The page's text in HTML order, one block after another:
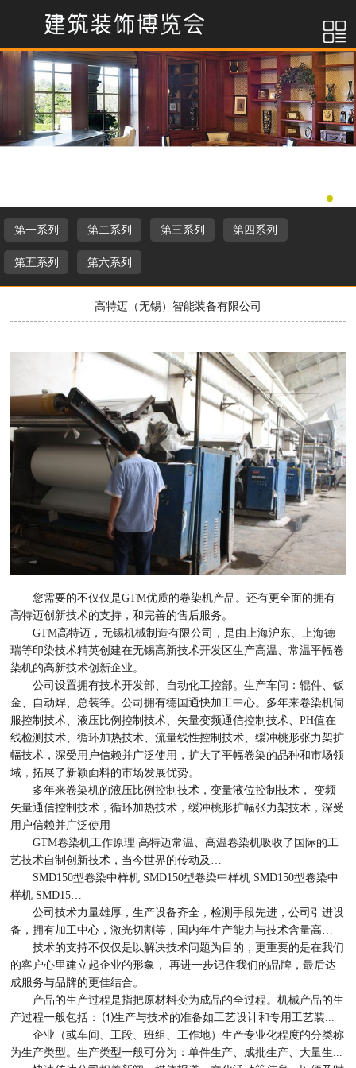
第一系列 第二系列 第三系列 第四系列
第五系列 第六系列
高特迈（无锡）智能装备有限公司
您需要的不仅仅是GTM优质的卷染机产品。还有更全面的拥有
高特迈创新技术的支持，和完善的售后服务。
GTM高特迈，无锡机械制造有限公司，是由上海沪东、上海德
瑞等印染技术精英创建在无锡高新技术开发区生产高温、常温平幅卷
染机的高新技术创新企业。
公司设置拥有技术开发部、自动化工控部。生产车间：辊件、钣
金、自动焊、总装等。公司拥有德国通快加工中心。多年来卷染机伺
服控制技术、液压比例控制技术、矢量变频通信控制技术、PH值在
线检测技术、循环加热技术、流量线性控制技术、缓冲桃形张力架扩
幅技术，深受用户信赖并广泛使用，扩大了平幅卷染的品种和市场领
域，拓展了新颖面料的市场发展优势。
多年来卷染机的液压比例控制技术，变量液位控制技术， 变频
矢量通信控制技术，循环加热技术，缓冲桃形扩幅张力架技术，深受
用户信赖并广泛使用
GTM卷染机工作原理 高特迈常温、高温卷染机吸收了国际的工
艺技术自制创新技术，当今世界的传动及…
SMD150型卷染中样机 SMD150型卷染中样机 SMD150型卷染中
样机 SMD15…
公司技术力量雄厚，生产设备齐全，检测手段先进，公司引进设
备，拥有加工中心，激光切割等，国内年生产能力与技术含量高…
技术的支持不仅仅是以解决技术问题为目的，更重要的是在我们
的客户心里建立起企业的形象， 再进一步记住我们的品牌，最后达
成服务与品牌的更佳结合。
产品的生产过程是指把原材料变为成品的全过程。机械产品的生
产过程一般包括： ⑴生产与技术的准备如工艺设计和专用工艺装...
企业（或车间、工段、班组、工作地）生产专业化程度的分类称
为生产类型。生产类型一般可分为：单件生产、成批生产、大量生...